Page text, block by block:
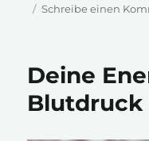
Schreibe einen
Deine
Blutdruck